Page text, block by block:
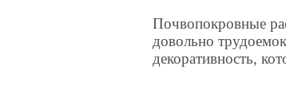
Почвопокровные
довольно
декоративность,